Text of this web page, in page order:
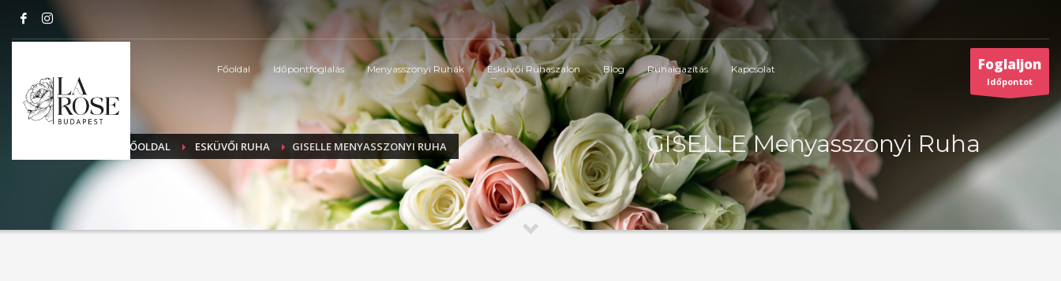
Főoldal Időpontfoglalás Menyasszonyi Ruhák Esküvői Ruhaszalon Blog Ruhaigazítás Kapcsolat Foglaljon
Időpontot
FŐOLDAL ESKÜVŐI RUHA GISELLE MENYASSZONYI RUHA GISELLE Menyasszonyi Ruha